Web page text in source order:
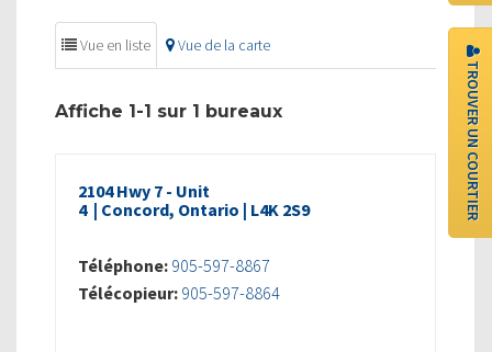
TROUVER UN COURTIER
Vue en liste Vue de la carte
Affiche 1-1 sur 1 bureaux
2104 Hwy 7 - Unit
4 | Concord, Ontario | L4K 2S9
Téléphone: 905-597-8867
Télécopieur: 905-597-8864